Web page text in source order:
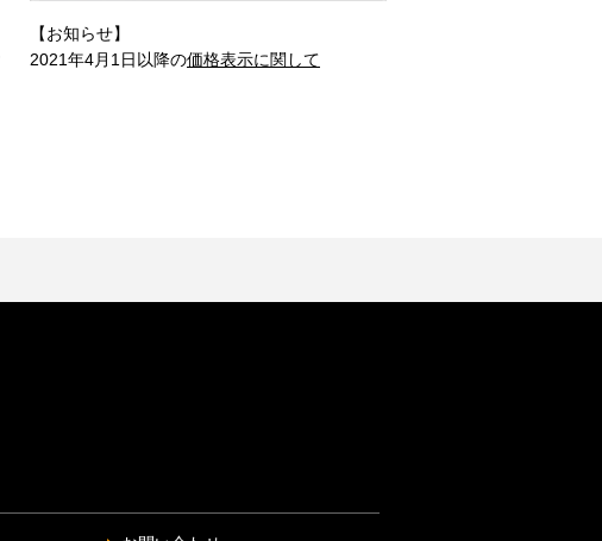
【お知らせ】
2021年4月1日以降の価格表示に関して